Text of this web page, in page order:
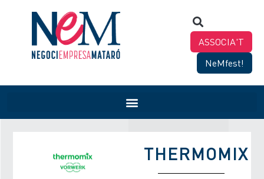
ASSOCIA'T
NeMfest!
THERMOMIX